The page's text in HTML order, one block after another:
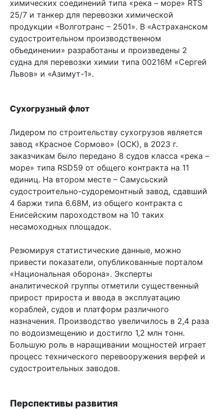
химических соединений типа «река – море» RTS
25/7 и танкер для перевозки химической
продукции «Волготранс – 2501». В «Астраханском
судостроительном производственном
объединении» разработаны и произведены 2
судна для перевозки химии типа 00216М «Сергей
Львов» и «Азимут-1».
Сухогрузный флот
Лидером по строительству сухогрузов является
завод «Красное Сормово» (ОСК), в 2023 г.
заказчикам было передано 8 судов класса «река –
море» типа RSD59 от общего контракта на 11
единиц. На втором месте – Самусьский
судостроительно-судоремонтный завод, сдавший
4 баржи типа 6.68М, из общего контракта с
Енисейским пароходством на 10 таких
несамоходных площадок.
Резюмируя статистические данные, можно
привести показатели, опубликованные порталом
«Национальная оборона». Эксперты
аналитической группы отметили существенный
прирост прироста и ввода в эксплуатацию
кораблей, судов и платформ различного
назначения. Производство увеличилось в 2,4 раза
по водоизмещению и достигло 1,2 млн тонн.
Большую роль в наращивании мощностей играет
процесс технического перевооружения верфей и
судостроительных заводов.
Перспективы развития